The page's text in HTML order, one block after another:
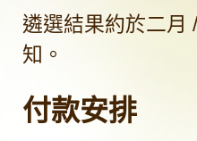
遴選結果約於二月
知。
付款安排